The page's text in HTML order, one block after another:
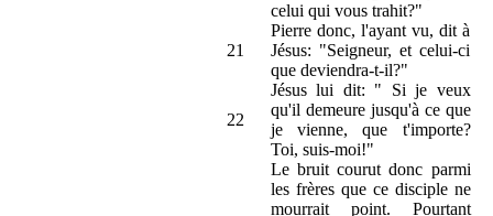
celui qui vous trahit?"
21
Pierre donc, l'ayant vu, dit à
Jésus: "Seigneur, et celui-ci
que deviendra-t-il?"
22
Jésus lui dit: " Si je veux
qu'il demeure jusqu'à ce que
je vienne, que t'importe?
Toi, suis-moi!"
Le bruit courut donc parmi
les frères que ce disciple ne
mourrait point. Pourtant